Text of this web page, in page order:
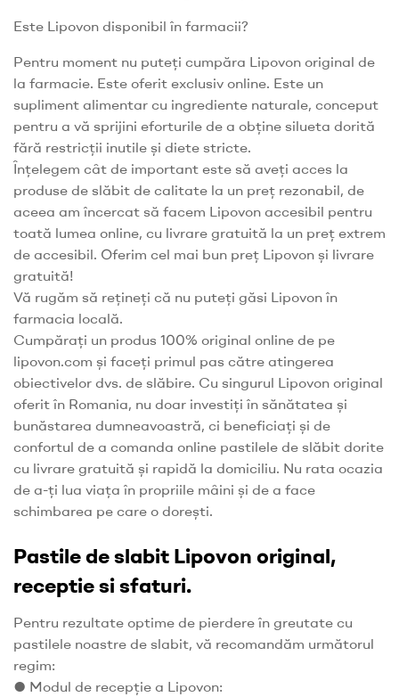
Este Lipovon disponibil în farmacii?
Pentru moment nu puteți cumpăra Lipovon original de
la farmacie. Este oferit exclusiv online. Este un
supliment alimentar cu ingrediente naturale, conceput
pentru a vă sprijini eforturile de a obține silueta dorită
fără restricții inutile și diete stricte.
Înțelegem cât de important este să aveți acces la
produse de slăbit de calitate la un preț rezonabil, de
aceea am încercat să facem Lipovon accesibil pentru
toată lumea online, cu livrare gratuită la un preț extrem
de accesibil. Oferim cel mai bun preț Lipovon și livrare
gratuită!
Vă rugăm să rețineți că nu puteți găsi Lipovon în
farmacia locală.
Cumpărați un produs 100% original online de pe
lipovon.com și faceți primul pas către atingerea
obiectivelor dvs. de slăbire. Cu singurul Lipovon original
oferit în Romania, nu doar investiți în sănătatea și
bunăstarea dumneavoastră, ci beneficiați și de
confortul de a comanda online pastilele de slăbit dorite
cu livrare gratuită și rapidă la domiciliu. Nu rata ocazia
de a-ți lua viața în propriile mâini și de a face
schimbarea pe care o dorești.
Pastile de slabit Lipovon original,
receptie si sfaturi.
Pentru rezultate optime de pierdere în greutate cu
pastilele noastre de slabit, vă recomandăm următorul
regim:
● Modul de recepție a Lipovon: